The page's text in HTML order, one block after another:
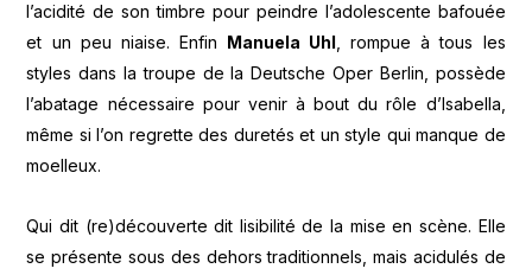
l’acidité de son timbre pour peindre l’adolescente bafouée
et un peu niaise. Enfin Manuela Uhl , rompue à tous les
styles dans la troupe de la Deutsche Oper Berlin, possède
l’abatage nécessaire pour venir à bout du rôle d’Isabella,
même si l’on regrette des duretés et un style qui manque de
moelleux.
Qui dit (re)découverte dit lisibilité de la mise en scène. Elle
se présente sous des dehors traditionnels, mais acidulés de